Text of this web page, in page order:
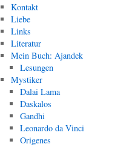
Kontakt
Liebe
Links
Literatur
Mein Buch: Ajandek
Lesungen
Mystiker
Dalai Lama
Daskalos
Gandhi
Leonardo da Vinci
Origenes